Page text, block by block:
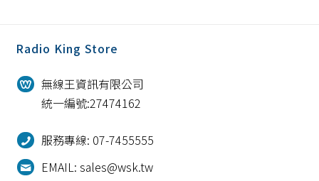
Radio King Store
無線王資訊有限公司
統一編號:27474162
服務專線: 07-7455555
EMAIL: sales@wsk.tw